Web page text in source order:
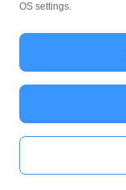
OS settings.